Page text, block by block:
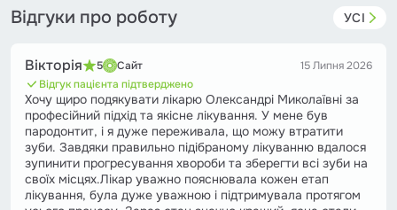
Відгуки про роботу УСІ
Вікторія 5 Сайт
15 Липня 2026
Відгук пацієнта підтверджено
Хочу щиро подякувати лікарю Олександрі Миколаївні за
професійний підхід та якісне лікування. У мене був
пародонтит, і я дуже переживала, що можу втратити
зуби. Завдяки правильно підібраному лікуванню вдалося
зупинити прогресування хвороби та зберегти всі зуби на
своїх місцях.Лікар уважно пояснювала кожен етап
лікування, була дуже уважною і підтримувала протягом